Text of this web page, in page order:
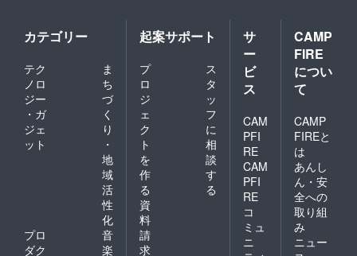
ンク の
有効期
限：
2021年
11月1
日〜
2022年
日の18
時以降
は100%
（使用
予定
だった
リター
化）と
させて
いただ
きま
す。
・リ
ターン
のご利
用は繁
忙期な
どには
と来店
不可と
させて
いただ
きます
※代理
での来
可とさ
せてい
ただき
ます
【注意
事項】
・ご
予約の
キャン
セルに
つきま
カテゴリー
テク
ノロ
ジー
・ガ
ジェ
ット
ま
ち
づ
く
り
・
地
域
活
性
化
プロ
ダク
音
楽
起案サポート
プ
ロ
ジ
ェ
ク
ト
を
作
る
ス
タ
ッ
フ
に
相
談
す
る
資
料
請
求
サ
ー
ビ
ス
CAM
PFI
RE
CAM
PFI
RE
コ
ミュ
ニ
CAMP
FIRE
につい
て
CAMP
FIREと
は
あんし
ん・安
全への
取り組
み
ニュー